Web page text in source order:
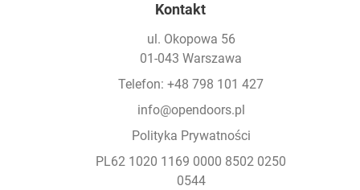
Kontakt
ul. Okopowa 56
01-043 Warszawa
Telefon: +48 798 101 427
info@opendoors.pl
Polityka Prywatności
PL62 1020 1169 0000 8502 0250
0544